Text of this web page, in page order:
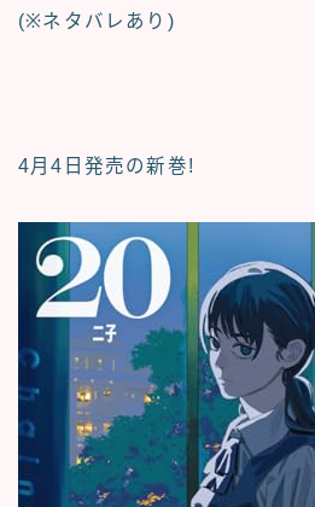
(※ネタバレあり)
4月4日発売の新巻!